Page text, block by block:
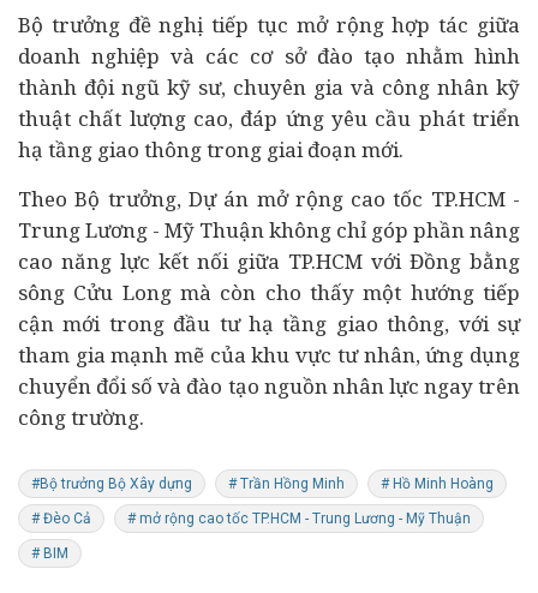
Bộ trưởng đề nghị tiếp tục mở rộng hợp tác giữa
doanh nghiệp và các cơ sở đào tạo nhằm hình
thành đội ngũ kỹ sư, chuyên gia và công nhân kỹ
thuật chất lượng cao, đáp ứng yêu cầu phát triển
hạ tầng giao thông trong giai đoạn mới.
Theo Bộ trưởng, Dự án mở rộng cao tốc TP.HCM -
Trung Lương - Mỹ Thuận không chỉ góp phần nâng
cao năng lực kết nối giữa TP.HCM với Đồng bằng
sông Cửu Long mà còn cho thấy một hướng tiếp
cận mới trong đầu tư hạ tầng giao thông, với sự
tham gia mạnh mẽ của khu vực tư nhân, ứng dụng
chuyển đổi số và đào tạo nguồn nhân lực ngay trên
công trường.
#Bộ trưởng Bộ Xây dựng # Trần Hồng Minh # Hồ Minh Hoàng
# Đèo Cả # mở rộng cao tốc TP.HCM - Trung Lương - Mỹ Thuận
# BIM